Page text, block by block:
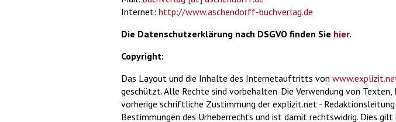
Internet: http://www.aschendorff-buchverlag.de
Die Datenschutzerklärung nach DSGVO finden Sie hier.
Copyright:
Das Layout und die Inhalte des Internetauftritts von
geschützt. Alle Rechte sind vorbehalten. Die Verwendung von
vorherige schriftliche Zustimmung der explizit.net - Redaktionsleitung
Bestimmungen des Urheberrechts und ist damit rechtswidrig. Dies